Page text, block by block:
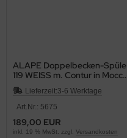
ALAPE Doppelbecken-Spüle
119 WEISS m. Contur in Mocca
92x47,5 cm
Lieferzeit:3-6 Werktage
Art.Nr.: 5675
189,00 EUR
inkl. 19 % MwSt. zzgl. Versandkosten